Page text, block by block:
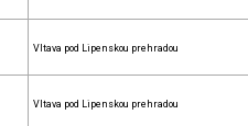
Vltava pod Lipenskou prehradou
Vltava pod Lipenskou prehradou